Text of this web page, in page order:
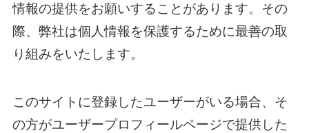
情報の提供をお願いすることがあります。その
際、弊社は個人情報を保護するために最善の取
り組みをいたします。
このサイトに登録したユーザーがいる場合、そ
の方がユーザープロフィールページで提供した